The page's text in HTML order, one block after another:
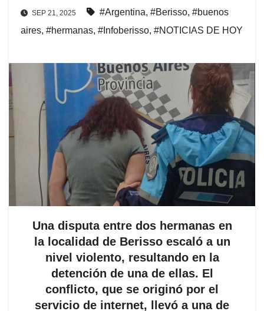
SEP 21, 2025 #Argentina, #Berisso, #buenos
aires, #hermanas, #Infoberisso, #NOTICIAS DE HOY
Una disputa entre dos hermanas en
la localidad de Berisso escaló a un
nivel violento, resultando en la
detención de una de ellas. El
conflicto, que se originó por el
servicio de internet, llevó a una de